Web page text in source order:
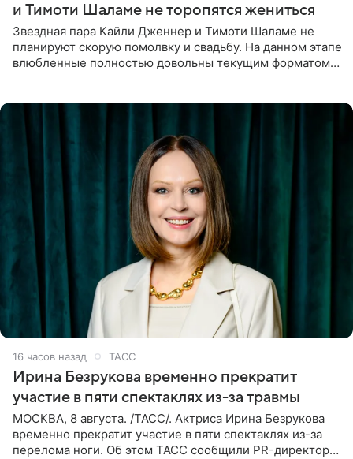
и Тимоти Шаламе не торопятся жениться
Звездная пара Кайли Дженнер и Тимоти Шаламе не
планируют скорую помолвку и свадьбу. На данном этапе
влюбленные полностью довольны текущим форматом
16 часов назад ТАСС
Ирина Безрукова временно прекратит
участие в пяти спектаклях из-за травмы
МОСКВА, 8 августа. /ТАСС/. Актриса Ирина Безрукова
временно прекратит участие в пяти спектаклях из-за
перелома ноги. Об этом ТАСС сообщили PR-директор